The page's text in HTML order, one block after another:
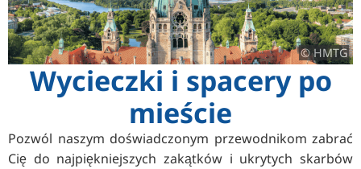
© HMTG
Wycieczki i spacery po
mieście
Pozwól naszym doświadczonym przewodnikom zabrać
Cię do najpiękniejszych zakątków i ukrytych skarbów